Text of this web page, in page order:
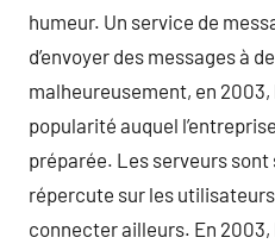
humeur. Un service de
d’envoyer des messages à
malheureusement, en
popularité auquel
préparée. Les serveurs sont
répercute sur les
connecter ailleurs. En